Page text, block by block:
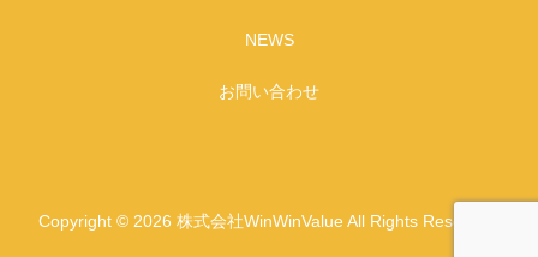
NEWS
お問い合わせ
Copyright © 2026 株式会社WinWinValue All Rights Reserved.